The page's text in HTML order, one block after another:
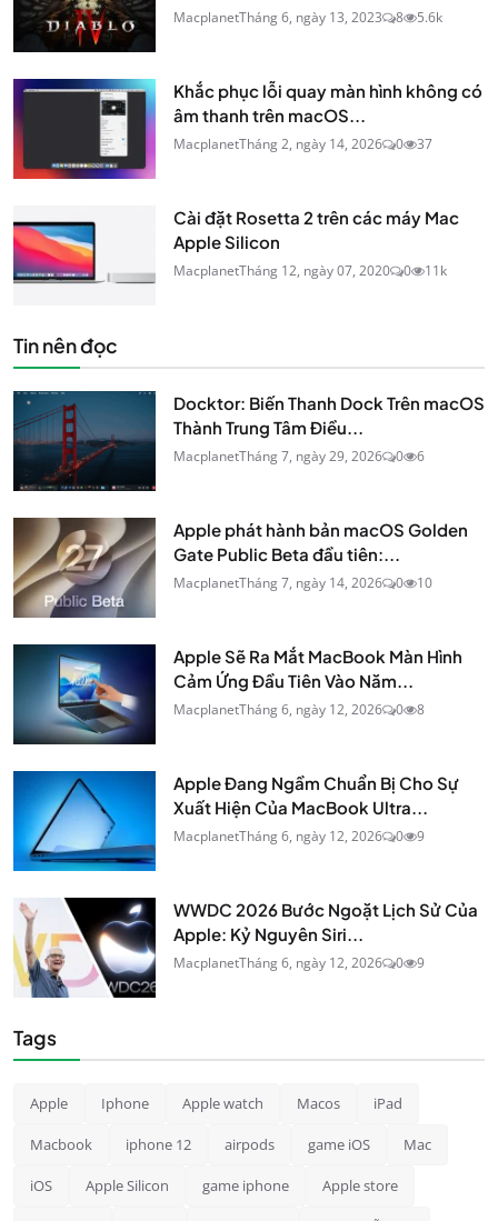
MacplanetTháng 6, ngày 13, 2023 8 5.6k
Khắc phục lỗi quay màn hình không có
âm thanh trên macOS...
MacplanetTháng 2, ngày 14, 2026 0 37
Cài đặt Rosetta 2 trên các máy Mac
Apple Silicon
MacplanetTháng 12, ngày 07, 2020 0 11k
Tin nên đọc
Docktor: Biến Thanh Dock Trên macOS
Thành Trung Tâm Điều...
MacplanetTháng 7, ngày 29, 2026 0 6
Apple phát hành bản macOS Golden
Gate Public Beta đầu tiên:...
MacplanetTháng 7, ngày 14, 2026 0 10
Apple Sẽ Ra Mắt MacBook Màn Hình
Cảm Ứng Đầu Tiên Vào Năm...
MacplanetTháng 6, ngày 12, 2026 0 8
Apple Đang Ngầm Chuẩn Bị Cho Sự
Xuất Hiện Của MacBook Ultra...
MacplanetTháng 6, ngày 12, 2026 0 9
WWDC 2026 Bước Ngoặt Lịch Sử Của
Apple: Kỷ Nguyên Siri...
MacplanetTháng 6, ngày 12, 2026 0 9
Tags
Apple Iphone Apple watch Macos iPad
Macbook iphone 12 airpods game iOS Mac
iOS Apple Silicon game iphone Apple store